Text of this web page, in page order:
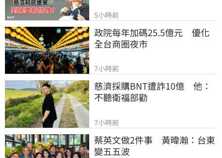
5小時前
政院每年加碼25.5億元　優化
全台商圈夜市
7小時前
慈濟採購BNT遭詐10億　他：
不聽衛福部勸
7小時前
蔡英文做2件事　黃暐瀚：台東
變五五波